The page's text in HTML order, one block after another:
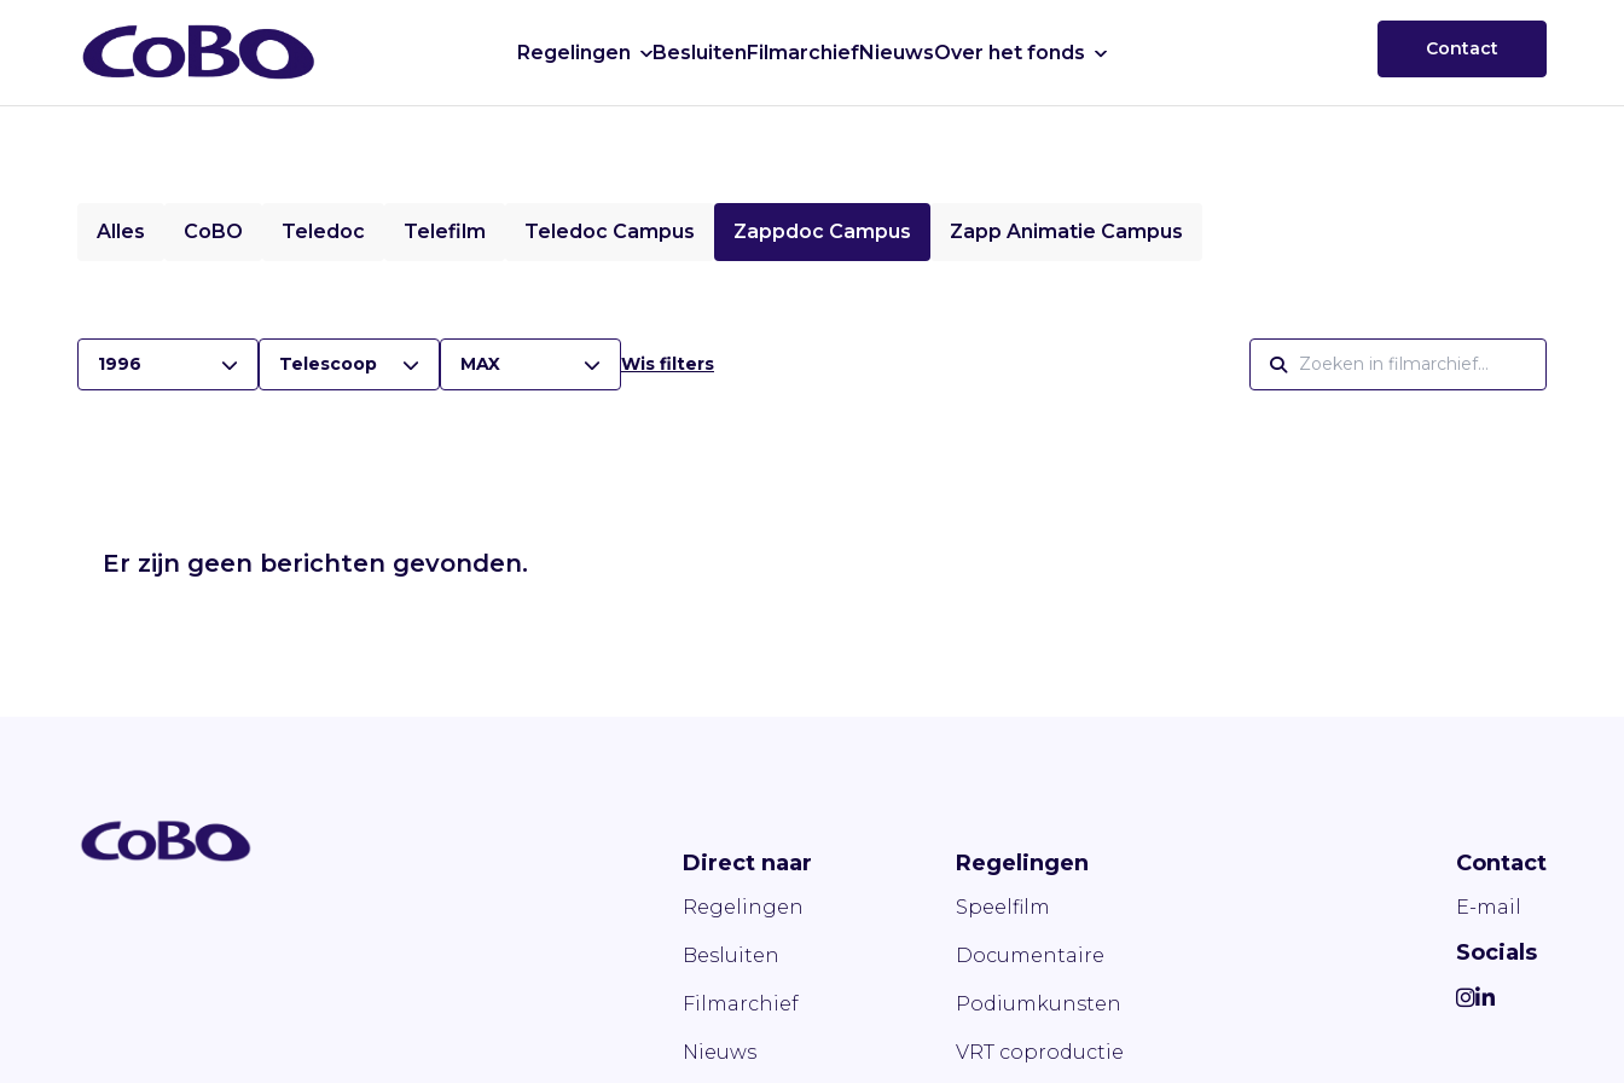
Regelingen BesluitenFilmarchiefNieuwsOver het fonds Contact
Alles CoBO Teledoc Telefilm Teledoc Campus Zappdoc Campus Zapp Animatie Campus
1996 Telescoop MAX Wis filters
Er zijn geen berichten gevonden.
Direct naar
Regelingen
Besluiten
Filmarchief
Nieuws
Regelingen
Speelfilm
Documentaire
Podiumkunsten
VRT coproductie
Contact
E-mail
Socials